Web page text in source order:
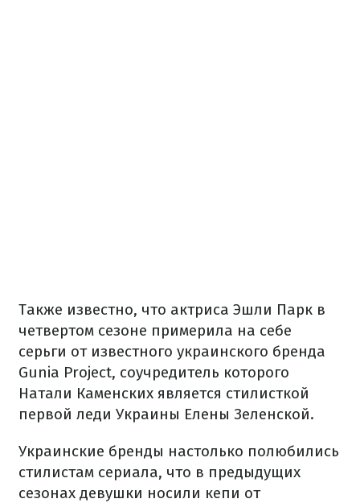
Также известно, что актриса Эшли Парк в
четвертом сезоне примерила на себе
серьги от известного украинского бренда
Gunia Project, соучредитель которого
Натали Каменских является стилисткой
первой леди Украины Елены Зеленской.
Украинские бренды настолько полюбились
стилистам сериала, что в предыдущих
сезонах девушки носили кепи от